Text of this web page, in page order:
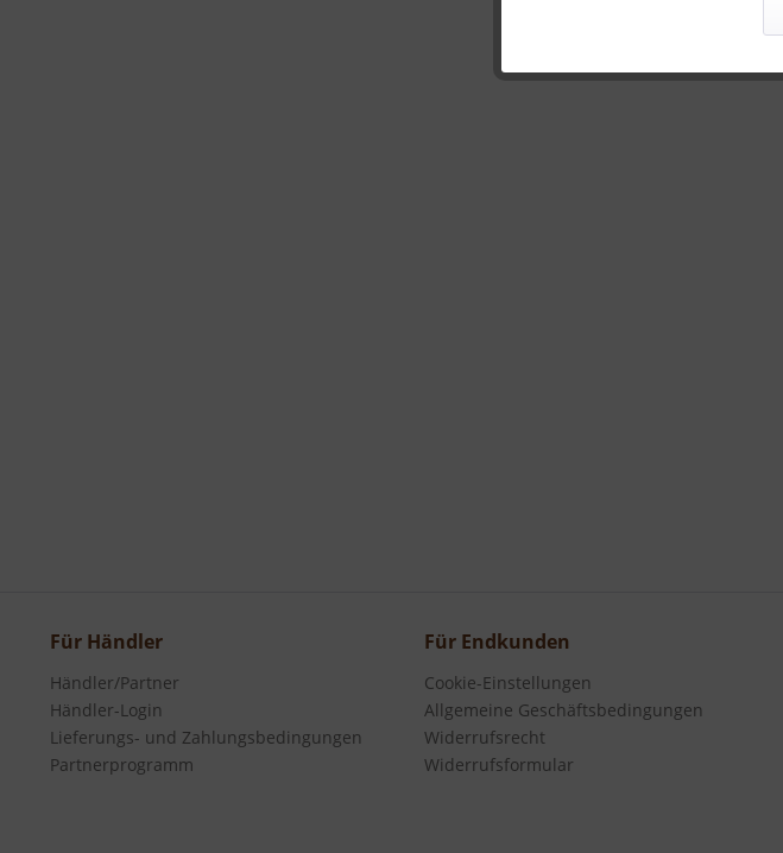
Für Händler
Händler/Partner
Händler-Login
Lieferungs- und Zahlungsbedingungen
Partnerprogramm
Für Endkunden
Cookie-Einstellungen
Allgemeine Geschäftsbedingungen
Widerrufsrecht
Widerrufsformular